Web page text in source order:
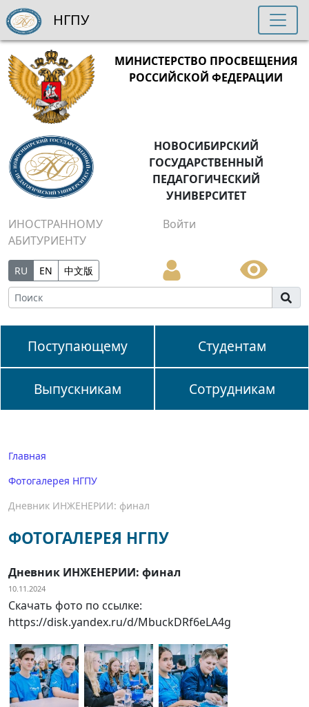
МИНИСТЕРСТВО ПРОСВЕЩЕНИЯ
РОССИЙСКОЙ ФЕДЕРАЦИИ
НОВОСИБИРСКИЙ
ГОСУДАРСТВЕННЫЙ
ПЕДАГОГИЧЕСКИЙ
УНИВЕРСИТЕТ
ИНОСТРАННОМУ
АБИТУРИЕНТУ
Войти
RU EN 中文版
Поступающему Студентам
Выпускникам Сотрудникам
НГПУ
Главная
Фотогалерея НГПУ
Дневник ИНЖЕНЕРИИ: финал
ФОТОГАЛЕРЕЯ НГПУ
Дневник ИНЖЕНЕРИИ: финал
10.11.2024
Скачать фото по ссылке:
https://disk.yandex.ru/d/MbuckDRf6eLA4g